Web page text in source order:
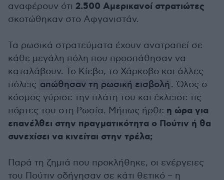
αναφέρουν ότι 2.500 Αμερικανοί στρατιώτες
σκοτώθηκαν στο Αφγανιστάν.
Τα ρωσικά στρατεύματα έχουν ανατραπεί σε
κάθε μεγάλη πόλη που προσπάθησαν να
καταλάβουν. Το Κίεβο, το Χάρκοβο και άλλες
πόλεις απώθησαν τη ρωσική εισβολή. Όλος ο
κόσμος γύρισε την πλάτη του και έκλεισε τις
πόρτες του στη Ρωσία. Μήπως ήρθε η ώρα για
επανέλθει στην πραγματικότητα ο Πούτιν ή θα
συνεχίσει να κινείται στην τρέλα;
Παρά τη ζημιά που προκλήθηκε, οι ενέργειες
του Πούτιν οδήγησαν σε κάτι θετικό – η